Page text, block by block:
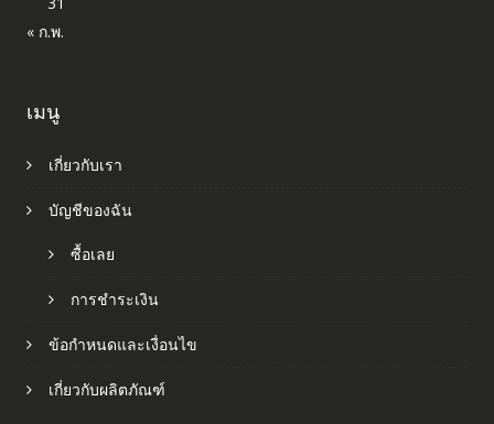
« ก.พ.
เมนู
เกี่ยวกับเรา
บัญชีของฉัน
ซื้อเลย
การชำระเงิน
ข้อกำหนดและเงื่อนไข
เกี่ยวกับผลิตภัณฑ์